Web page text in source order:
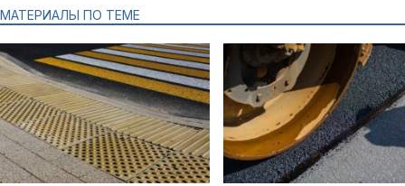
МАТЕРИАЛЫ ПО ТЕМЕ